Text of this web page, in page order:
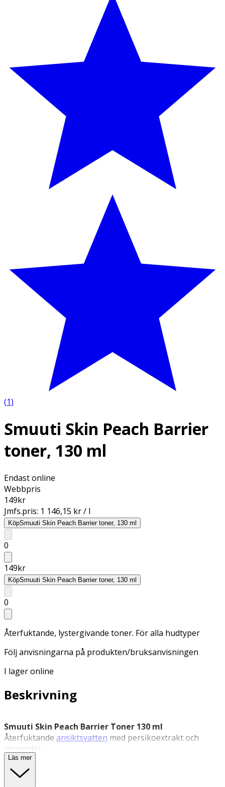
(1)
Smuuti Skin Peach Barrier
toner, 130 ml
Endast online
Webbpris
149kr
Jmfs.pris: 1 146,15 kr / l
KöpSmuuti Skin Peach Barrier toner, 130 ml
0
149kr
KöpSmuuti Skin Peach Barrier toner, 130 ml
0
Återfuktande, lystergivande toner. För alla hudtyper
Följ anvisningarna på produkten/bruksanvisningen
I lager online
Beskrivning
Smuuti Skin Peach Barrier Toner 130 ml
Återfuktande ansiktsvatten med persikoextrakt och
ceramider
Smuuti Skin Peach Barrier Toner är ett rikt men lätt
ansiktsvatten
Läs mer